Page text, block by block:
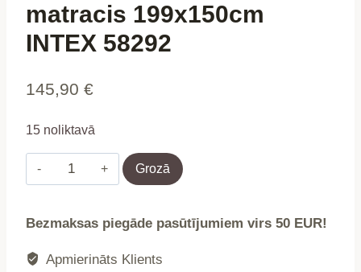
matracis 199x150cm
INTEX 58292
145,90 €
15 noliktavā
Piepūšamā
sala
baldahīnu
Grozā
Bezmaksas piegāde pasūtījumiem virs 50 EUR!
Apmierināts Klients